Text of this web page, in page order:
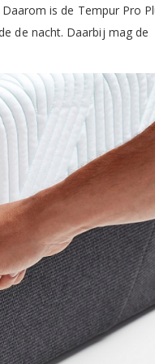
is de Tempur Pro
de nacht. Daarbij mag de